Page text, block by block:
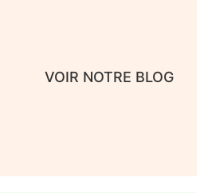
VOIR NOTRE BLOG